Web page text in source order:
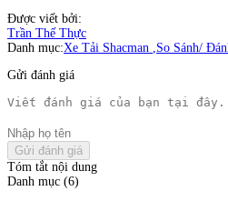
Được viết bởi:
Trần Thế Thực
Danh mục:Xe Tải Shacman ,So Sánh/
Gửi đánh giá
Gửi đánh giá
Tóm tắt nội dung
Danh mục (6)